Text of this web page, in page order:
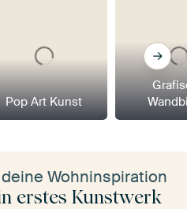
Pop Art Kunst
Wohninspiration
erstes Kunstwerk